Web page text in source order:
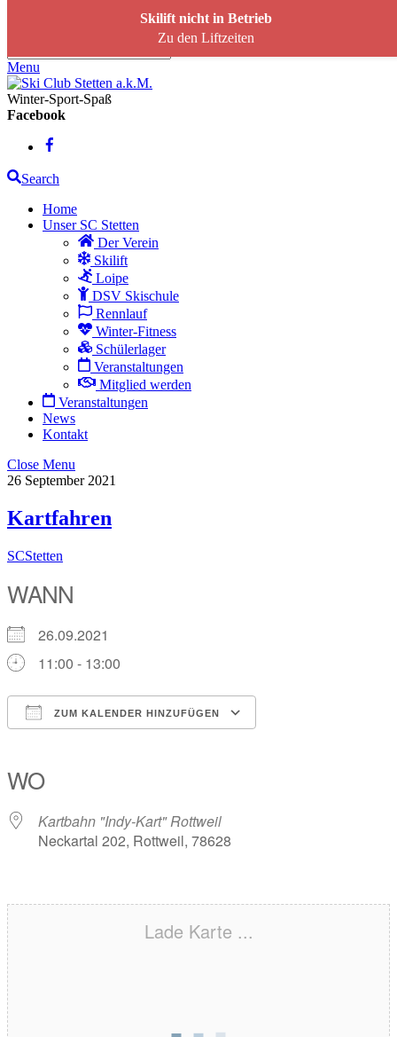
Menu
Winter-Sport-Spaß
Facebook
Search
Home
Unser SC Stetten
Der Verein
Skilift
Loipe
DSV Skischule
Rennlauf
Winter-Fitness
Schülerlager
Veranstaltungen
Mitglied werden
Veranstaltungen
News
Kontakt
Close Menu
26 September 2021
Kartfahren
SCStetten
WANN
26.09.2021
11:00 - 13:00
ZUM KALENDER HINZUFÜGEN
WO
Kartbahn "Indy-Kart" Rottweil
Neckartal 202, Rottweil, 78628
Lade Karte ...
Skilift nicht in Betrieb
Zu den Liftzeiten